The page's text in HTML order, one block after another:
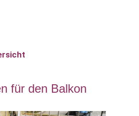
für den Balkon